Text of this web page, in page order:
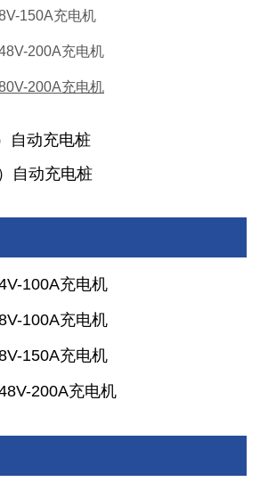
150A充电机
200A充电机
200A充电机
自动充电桩
自动充电桩
100A充电机
100A充电机
150A充电机
200A充电机